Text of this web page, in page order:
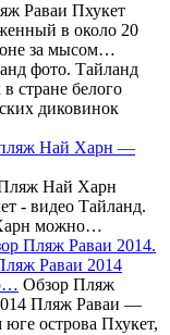
Раваи Пхукет
в около 20
за мысом…
фото. Тайланд
стране белого
диковинок
Най Харн
- видео Тайланд.
можно…
Обзор Пляж
Пляж Раваи —
острова Пхукет,